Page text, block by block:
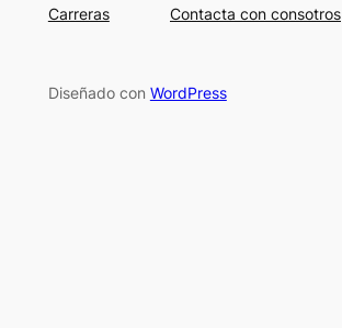
Carreras
Contacta con consotros
Diseñado con WordPress